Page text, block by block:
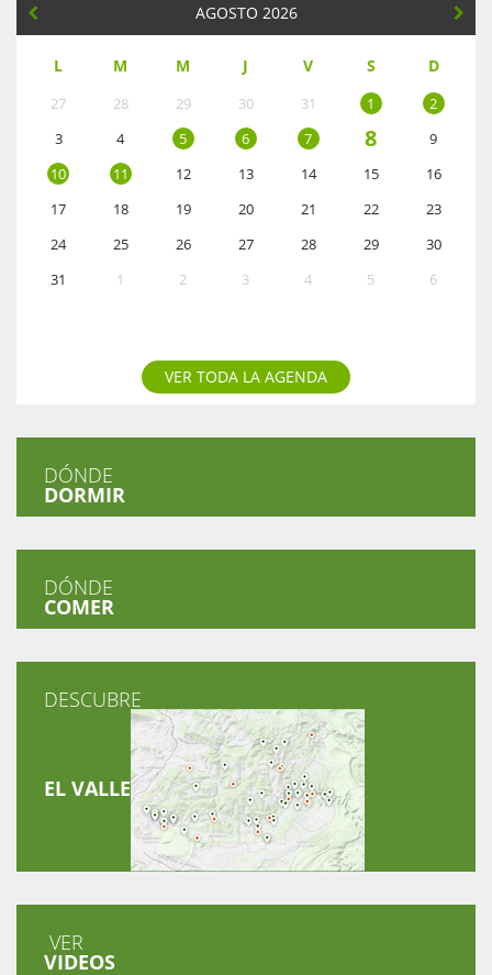
AGOSTO 2026
L M M J V S D
27 28 29 30 31 1
2
3
4 5 6 7 8
9
10
11 12 13 14 15
16
17
18 19 20 21 22
23
24
25 26 27 28 29
30
31
1 2 3 4 5 6
VER TODA LA AGENDA
DÓNDE
DORMIR
DÓNDE
COMER
DESCUBRE
EL VALLE
VER
VIDEOS